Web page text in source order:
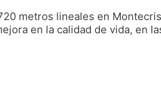
metros lineales en
en la calidad de vida, en